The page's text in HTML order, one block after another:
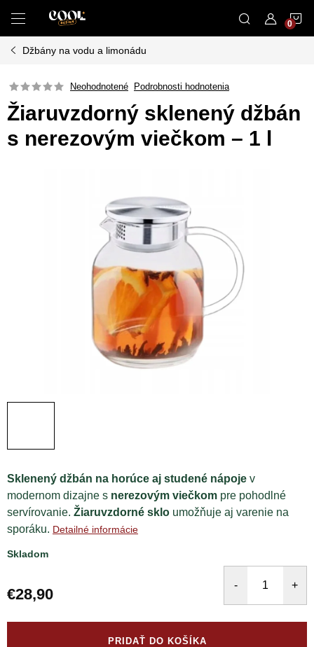
obsah
Džbány na vodu a limonádu
Neohodnotené Podrobnosti hodnotenia
Žiaruvzdorný sklenený džbán
s nerezovým viečkom – 1 l
Sklenený džbán na horúce aj studené nápoje v
modernom dizajne s nerezovým viečkom pre pohodlné
servírovanie. Žiaruvzdorné sklo umožňuje aj varenie na
sporáku. Detailné informácie
Skladom
€28,90
PRIDAŤ DO KOŠÍKA